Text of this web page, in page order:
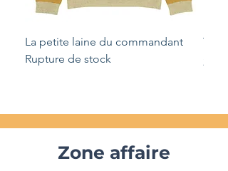
La petite laine du commandant
Rupture de stock
T-
Zone affaire